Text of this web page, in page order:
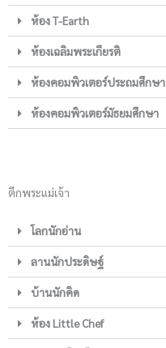
ห้อง T-Earth
ห้องเฉลิมพระเกียรติ
ห้องคอมพิวเตอร์ประถมศึกษา
ห้องคอมพิวเตอร์มัธยมศึกษา
ตึกพระแม่เจ้า
โลกนักอ่าน
ลานนักประดิษฐ์
บ้านนักคิด
ห้อง Little Chef